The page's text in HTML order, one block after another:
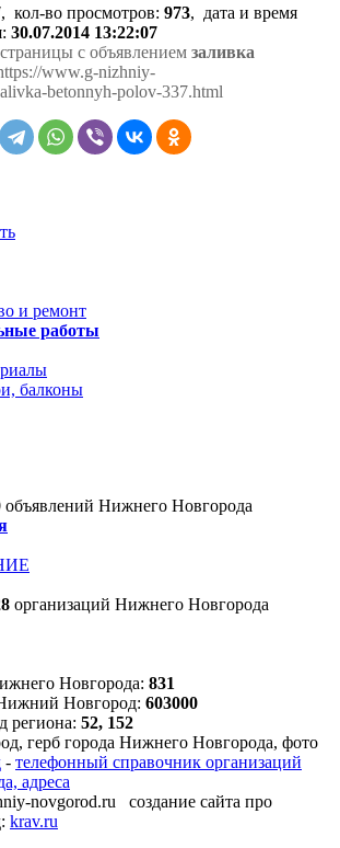
, кол-во просмотров: 973, дата и время
30.07.2014 13:22:07
с объявлением заливка
www.g-nizhniy-
betonnyh-polov-337.html
и ремонт
работы
балконы
объявлений Нижнего Новгорода
организаций Нижнего Новгорода
Новгорода: 831
Новгород: 603000
региона: 52, 152
- телефонный справочник организаций
адреса
novgorod.ru создание сайта про
krav.ru